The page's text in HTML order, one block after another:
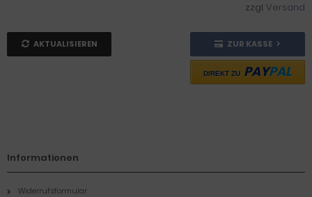
zzgl.Versand
AKTUALISIEREN ZUR KASSE
DIREKT ZU PAYPAL
Informationen
Widerrufsformular